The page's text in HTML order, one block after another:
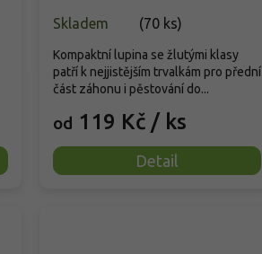
Skladem
(70 ks)
od 119 Kč / ks
Detail
Kompaktní lupina se žlutými klasy
patří k nejjistějším trvalkám pro přední
část záhonu i pěstování do...